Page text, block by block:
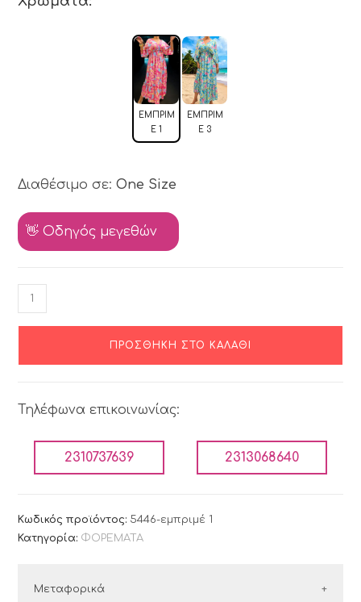
ΕΜΠΡΙΜ
Έ 1
ΕΜΠΡΙΜ
Έ 3
Διαθέσιμο σε:One Size
👋 Οδηγός μεγεθών
ΠΡΟΣΘΉΚΗ ΣΤΟ ΚΑΛΆΘΙ
Τηλέφωνα επικοινωνίας:
2310737639 2313068640
Κωδικός προϊόντος: 5446-εμπριμέ 1
Κατηγορία: ΦΟΡΕΜΑΤΑ
Μεταφορικά